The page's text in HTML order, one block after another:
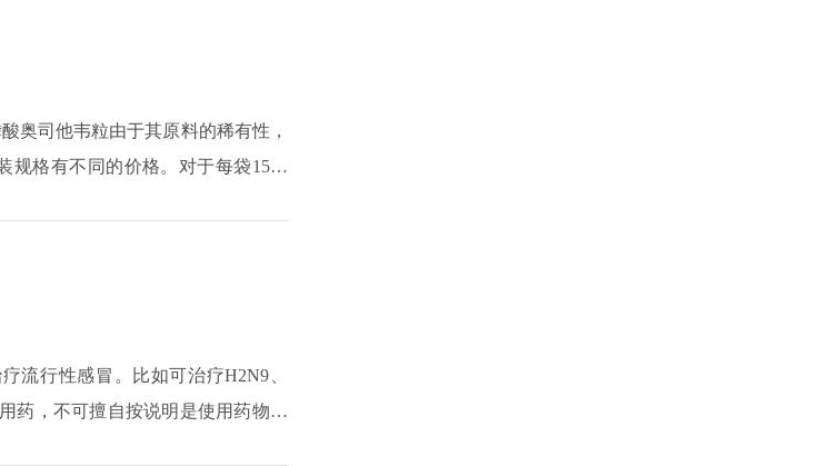
奥司他韦粒由于其原料的稀有性，
规格有不同的价格。对于每袋15毫
流行性感冒。比如可治疗H2N9、
药，不可擅自按说明是使用药物，